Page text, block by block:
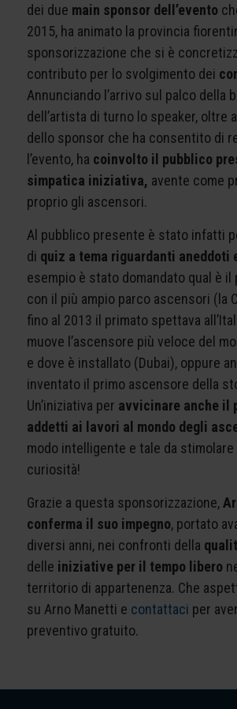
dei due main sponsor dell’evento
2015, ha animato la provincia
sponsorizzazione che si è
contributo per lo svolgimento dei
Annunciando l’arrivo sul palco della
dell’artista di turno lo speaker, oltre
dello sponsor che ha consentito di
l’evento, ha coinvolto il pubblico
simpatica iniziativa, avente come
proprio gli ascensori.
Al pubblico presente è stato infatti
di quiz a tema riguardanti aneddoti
esempio è stato domandato qual è il
con il più ampio parco ascensori (la
fino al 2013 il primato spettava
muove l’ascensore più veloce del
e dove è installato (Dubai), oppure
inventato il primo ascensore della
Un’iniziativa per avvicinare anche il
addetti ai lavori al mondo degli
modo intelligente e tale da stimolare
curiosità!
Grazie a questa sponsorizzazione,
conferma il suo impegno, portato
diversi anni, nei confronti della
delle iniziative per il tempo libero
territorio di appartenenza. Che
su Arno Manetti e contattaci per
preventivo gratuito.